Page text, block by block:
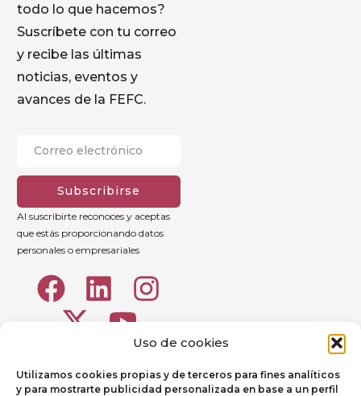
Uso de cookies
Utilizamos cookies propias y de terceros para fines analíticos
y para mostrarte publicidad personalizada en base a un perfil
todo lo que hacemos?
Suscríbete con tu correo
y recibe las últimas
noticias, eventos y
avances de la FEFC.
Subscribirse
Al suscribirte reconoces y aceptas
que estás proporcionando datos
personales o empresariales